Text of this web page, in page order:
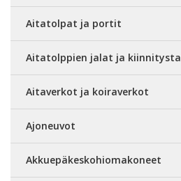
Aitatolpat ja portit
Aitatolppien jalat ja
Aitaverkot ja koiraverkot
Ajoneuvot
Akkuepäkeskohiomakoneet